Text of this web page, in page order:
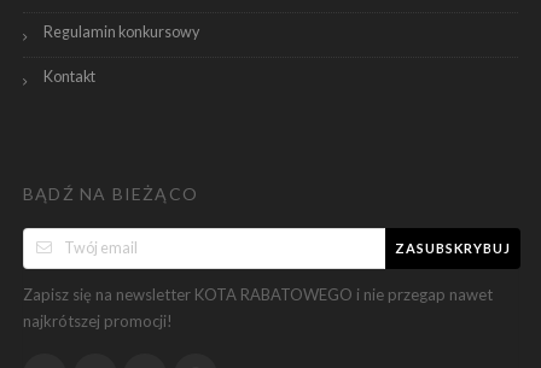
Regulamin konkursowy
Kontakt
BĄDŹ NA BIEŻĄCO
ZASUBSKRYBUJ
Zapisz się na newsletter KOTA RABATOWEGO i nie przegap nawet
najkrótszej promocji!